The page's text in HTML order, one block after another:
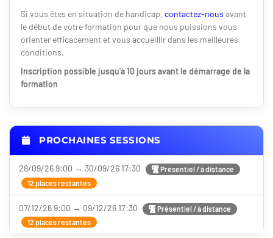
Si vous êtes en situation de handicap, contactez-nous avant
le début de votre formation pour que nous puissions vous
orienter efficacement et vous accueillir dans les meilleures
conditions.
Inscription possible jusqu'à 10 jours avant le démarrage de la
formation
PROCHAINES SESSIONS
28/09/26 9:00 → 30/09/26 17:30
Présentiel / à distance
12 places restantes
07/12/26 9:00 → 09/12/26 17:30
Présentiel / à distance
12 places restantes